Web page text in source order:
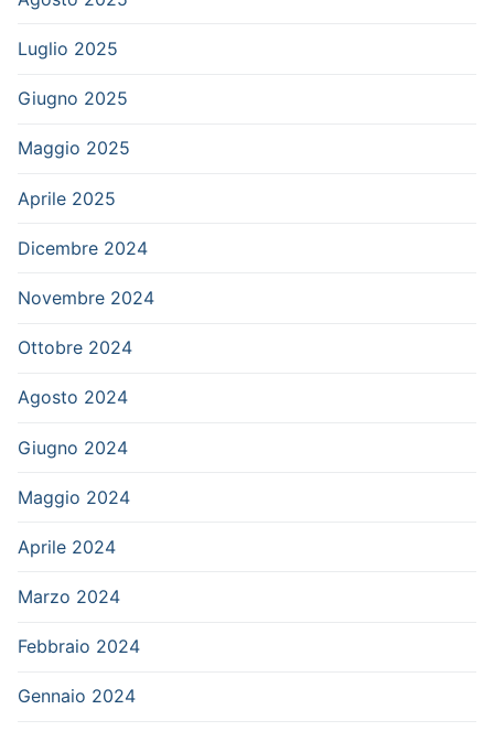
Luglio 2025
Giugno 2025
Maggio 2025
Aprile 2025
Dicembre 2024
Novembre 2024
Ottobre 2024
Agosto 2024
Giugno 2024
Maggio 2024
Aprile 2024
Marzo 2024
Febbraio 2024
Gennaio 2024